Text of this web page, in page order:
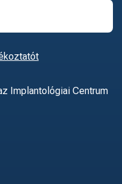
Implantológiai Centrum